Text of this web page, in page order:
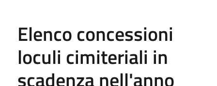
Elenco concessioni
loculi cimiteriali in
scadenza nell'anno